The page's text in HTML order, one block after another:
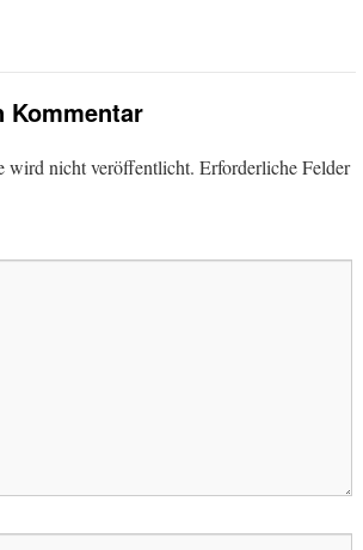
Kommentar
wird nicht veröffentlicht. Erforderliche Felder